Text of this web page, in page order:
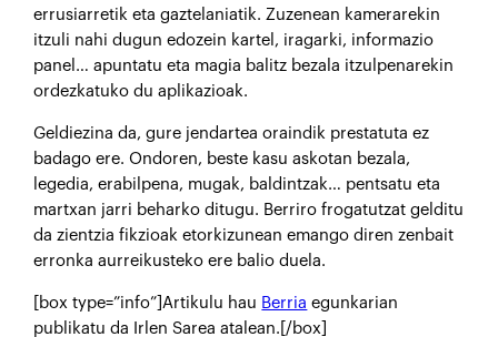
errusiarretik eta gaztelaniatik. Zuzenean kamerarekin
itzuli nahi dugun edozein kartel, iragarki, informazio
panel… apuntatu eta magia balitz bezala itzulpenarekin
ordezkatuko du aplikazioak.
Geldiezina da, gure jendartea oraindik prestatuta ez
badago ere. Ondoren, beste kasu askotan bezala,
legedia, erabilpena, mugak, baldintzak… pentsatu eta
martxan jarri beharko ditugu. Berriro frogatutzat gelditu
da zientzia fikzioak etorkizunean emango diren zenbait
erronka aurreikusteko ere balio duela.
[box type=”info”]Artikulu hau Berria egunkarian
publikatu da Irlen Sarea atalean.[/box]